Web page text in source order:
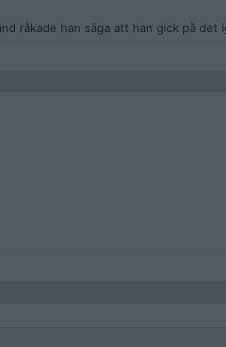
råkade han säga att han gick på det